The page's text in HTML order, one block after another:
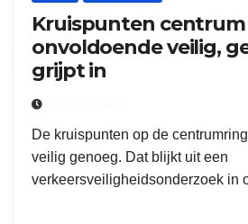
duo montage
Kruispunten
onvoldoende veilig,
grijpt in
De kruispunten op de
veilig genoeg. Dat blijkt uit een
verkeersveiligheidsonderzoek in